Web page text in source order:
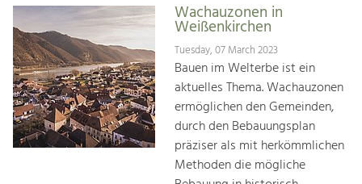
Wachauzonen in
Weißenkirchen
Tuesday, 07 March 2023
Bauen im Welterbe ist ein
aktuelles Thema. Wachauzonen
ermöglichen den Gemeinden,
durch den Bebauungsplan
präziser als mit herkömmlichen
Methoden die mögliche